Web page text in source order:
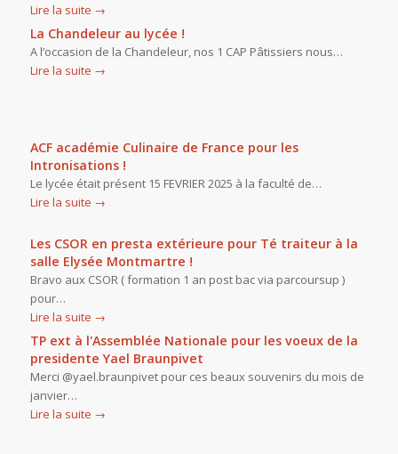
Lire la suite →
La Chandeleur au lycée !
A l’occasion de la Chandeleur, nos 1 CAP Pâtissiers nous…
Lire la suite →
ACF académie Culinaire de France pour les
Intronisations !
Le lycée était présent 15 FEVRIER 2025 à la faculté de…
Lire la suite →
Les CSOR en presta extérieure pour Té traiteur à la
salle Elysée Montmartre !
Bravo aux CSOR ( formation 1 an post bac via parcoursup )
pour…
Lire la suite →
TP ext à l'Assemblée Nationale pour les voeux de la
presidente Yael Braunpivet
Merci @yael.braunpivet pour ces beaux souvenirs du mois de
janvier…
Lire la suite →